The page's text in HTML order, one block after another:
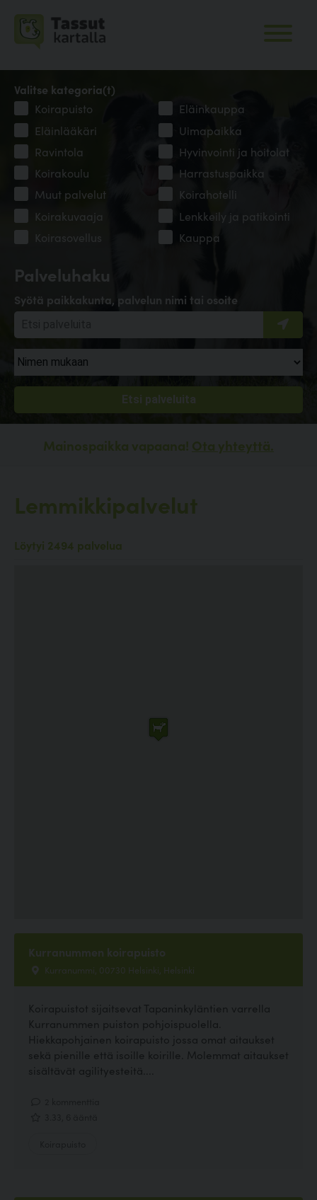
Palveluhaku
Syötä paikkakunta, palvelun nimi tai osoite
Valitse kategoria(t)
Koirapuisto
Eläinkauppa
Eläinlääkäri
Uimapaikka
Ravintola
Hyvinvointi ja hoitolat
Koirakoulu
Harrastuspaikka
Muut palvelut
Koirahotelli
Koirakuvaaja
Lenkkeily ja patikointi
Koirasovellus
Kauppa
Mainospaikka vapaana! Ota yhteyttä.
Lemmikkipalvelut
Löytyi 2494 palvelua
Kurranummen koirapuisto
Kurranummi, 00730 Helsinki, Helsinki
Koirapuistot sijaitsevat Tapaninkyläntien varrella
Kurranummen puiston pohjoispuolella.
Hiekkapohjainen koirapuisto jossa omat aitaukset
sekä pienille että isoille koirille. Molemmat aitaukset
sisältävät agilityesteitä....